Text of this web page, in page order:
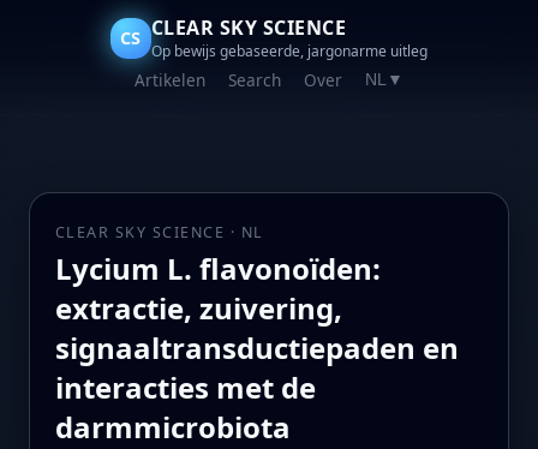
CS CLEAR SKY SCIENCE
Op bewijs gebaseerde, jargonarme uitleg
Artikelen Search Over NL ▼
CLEAR SKY SCIENCE · NL
Lycium L. flavonoïden:
extractie, zuivering,
signaaltransductiepaden en
interacties met de
darmmicrobiota